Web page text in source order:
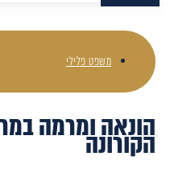
משפט פלילי
הונאה ומרמה
הקורונה